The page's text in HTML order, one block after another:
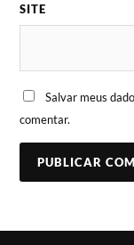
SITE
Salvar meus
comentar.